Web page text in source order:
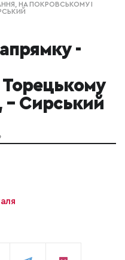
НА ПОКРОВСЬКОМУ І
-
Торецькому
– Сирський